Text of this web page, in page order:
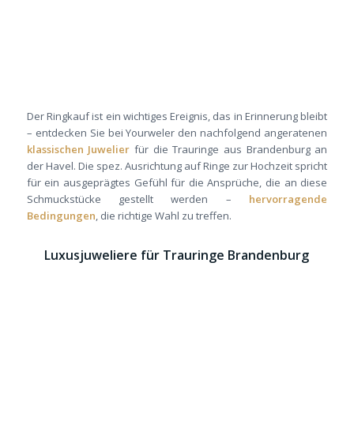
Der Ringkauf ist ein wichtiges Ereignis, das in Erinnerung bleibt
– entdecken Sie bei Yourweler den nachfolgend angeratenen
klassischen Juwelier für die Trauringe aus Brandenburg an
der Havel. Die spez. Ausrichtung auf Ringe zur Hochzeit spricht
für ein ausgeprägtes Gefühl für die Ansprüche, die an diese
Schmuckstücke gestellt werden – hervorragende
Bedingungen, die richtige Wahl zu treffen.
Luxusjuweliere für Trauringe Brandenburg